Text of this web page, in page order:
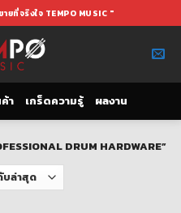
ยที่จริงใจ TEMPO MUSIC "
า เกร็ดความรู้ ผลงาน
DRUM HARDWARE”